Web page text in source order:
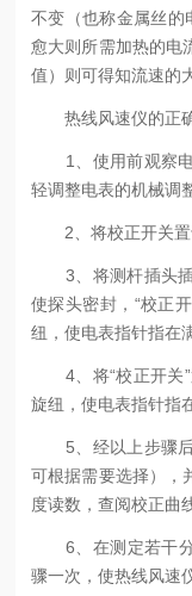
不变（也称金属丝
愈大则所需加热的电
值）则可得知流速的
热线风速仪的正确
1、使用前观察电
轻调整电表的机械调
2、将校正开关置
3、将测杆插头插
使探头密封，“校正
纽，使电表指针指在
4、将“校正开关”
旋纽，使电表指针指
5、经以上步骤后
可根据需要选择），
度读数，查阅校正曲
6、在测定若干分
骤一次，使热线风速